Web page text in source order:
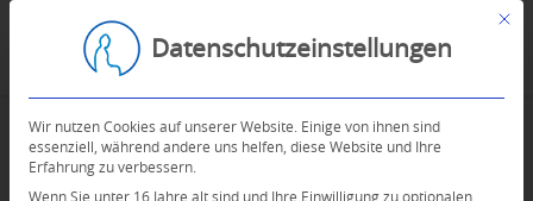
Mit
Datenschutzeinstellungen
Wir nutzen Cookies auf unserer Website. Einige von ihnen sind
essenziell, während andere uns helfen, diese Website und Ihre
Erfahrung zu verbessern.
Wenn Sie unter 16 Jahre alt sind und Ihre Einwilligung zu optionalen